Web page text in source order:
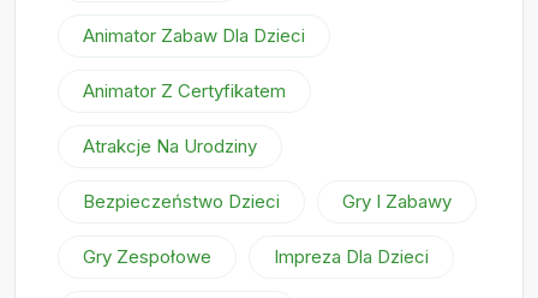
Animator Zabaw Dla Dzieci
Animator Z Certyfikatem
Atrakcje Na Urodziny
Bezpieczeństwo Dzieci Gry I Zabawy
Gry Zespołowe Impreza Dla Dzieci